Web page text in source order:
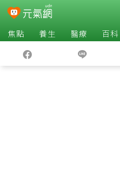
焦點 養生 醫療 百科